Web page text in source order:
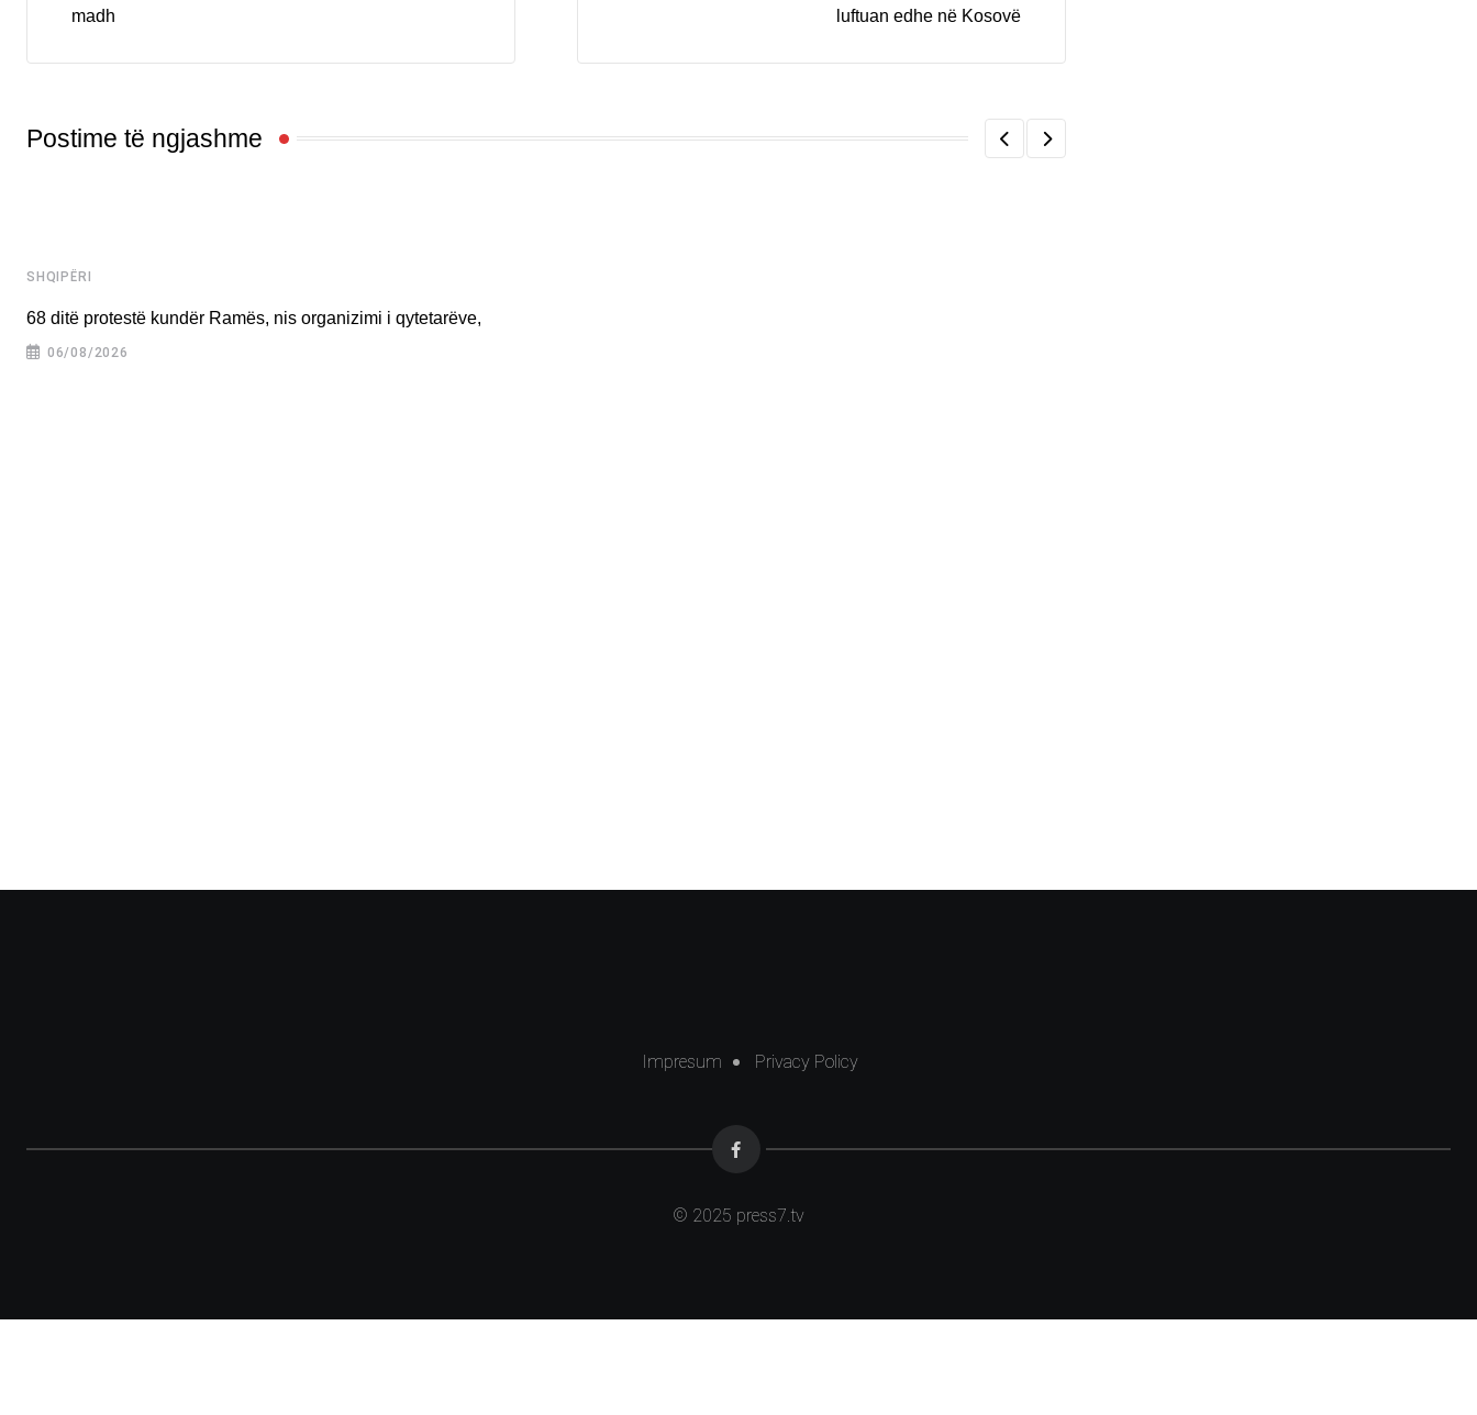
madh
luftuan edhe në Kosovë
Postime të ngjashme
SHQIPËRI
68 ditë protestë kundër Ramës, nis organizimi i qytetarëve,
06/08/2026
Impresum Privacy Policy
© 2025 press7.tv